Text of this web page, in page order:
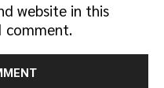
website in this
comment.